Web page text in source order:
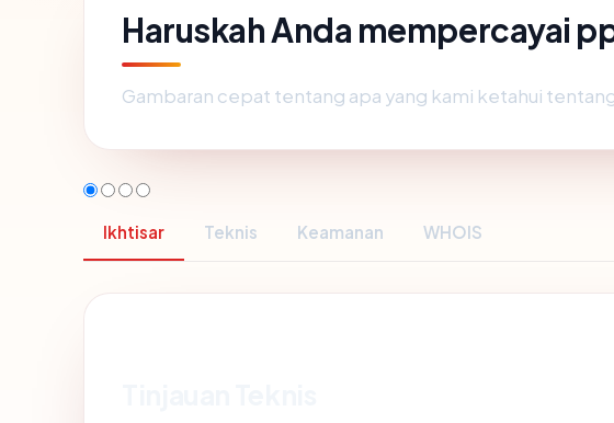
Haruskah Anda mempercayai
Gambaran cepat tentang apa yang kami ketahui
Ikhtisar Teknis Keamanan WHOIS